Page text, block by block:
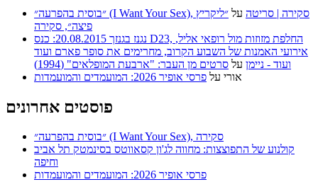
״בוסית בהפרעה״ (I Want Your Sex), סקירה | סריטה על ״ליקריץ
פיצה״, סקירה
נגנז בגנזך 20.08.2015: כנס D23, החלפת מזוזות מול רופאי אליל,
אירועי האמנות של השבוע הקרוב, מחרימים את סופר פארם ועוד
ועוד - ניימן על סרטים מן העבר: "ארבעת המופלאים" (1994)
אורי על פרסי אופיר 2026: המועמדים והמועמדות
פוסטים אחרונים
״בוסית בהפרעה״ (I Want Your Sex), סקירה
קולנוע של התפוצצות: מחווה לג'ון קסאווטס בסינמטק תל אביב
וחיפה
פרסי אופיר 2026: המועמדים והמועמדות